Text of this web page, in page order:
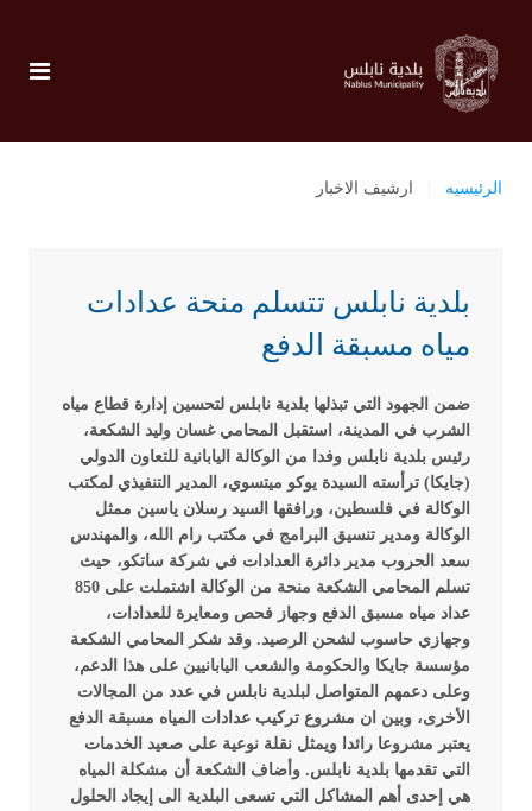
الرئيسيه ارشيف الاخبار
بلدية نابلس تتسلم منحة عدادات
مياه مسبقة الدفع
ضمن الجهود التي تبذلها بلدية نابلس لتحسين إدارة قطاع مياه
الشرب في المدينة، استقبل المحامي غسان وليد الشكعة،
رئيس بلدية نابلس وفدا من الوكالة اليابانية للتعاون الدولي
(جايكا) ترأسته السيدة يوكو ميتسوي، المدير التنفيذي لمكتب
الوكالة في فلسطين، ورافقها السيد رسلان ياسين ممثل
الوكالة ومدير تنسيق البرامج في مكتب رام الله، والمهندس
سعد الحروب مدير دائرة العدادات في شركة ساتكو، حيث
تسلم المحامي الشكعة منحة من الوكالة اشتملت على 850
عداد مياه مسبق الدفع وجهاز فحص ومعايرة للعدادات،
وجهازي حاسوب لشحن الرصيد. وقد شكر المحامي الشكعة
مؤسسة جايكا والحكومة والشعب اليابانيين على هذا الدعم،
وعلى دعمهم المتواصل لبلدية نابلس في عدد من المجالات
الأخرى، وبين ان مشروع تركيب عدادات المياه مسبقة الدفع
يعتبر مشروعا رائدا ويمثل نقلة نوعية على صعيد الخدمات
التي تقدمها بلدية نابلس. وأضاف الشكعة أن مشكلة المياه
هي إحدى أهم المشاكل التي تسعى البلدية الى إيجاد الحلول